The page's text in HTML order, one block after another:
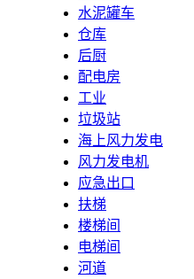
水泥罐车
仓库
后厨
配电房
工业
垃圾站
海上风力发电
风力发电机
应急出口
扶梯
楼梯间
电梯间
河道